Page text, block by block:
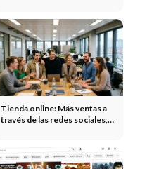
Tienda online: Más ventas a
través de las redes sociales,